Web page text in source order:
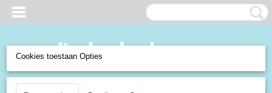
Cookies toestaan Opties